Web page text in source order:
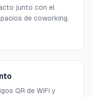
junto con el
de coworking.
QR de WiFi y